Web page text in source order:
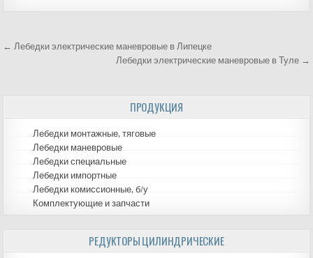
ПРОДУКЦИЯ
Лебедки монтажные, тяговые
Лебедки маневровые
Лебедки специальные
Лебедки импортные
Лебедки комиссионные, б/у
Комплектующие и запчасти
РЕДУКТОРЫ ЦИЛИНДРИЧЕСКИЕ
Навигация
← Лебедки электрические маневровые в Липецке
Лебедки электрические маневровые в Туле →